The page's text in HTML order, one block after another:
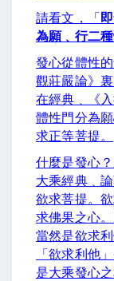
請看文，「
為願﹑行二種
發心從體性
觀莊嚴論》
在經典﹑《
體性門分為
求正等菩提。
什麼是發心
大乘經典﹑
欲求菩提。
求佛果之心
當然是欲求
「欲求利他
是大乘發心之